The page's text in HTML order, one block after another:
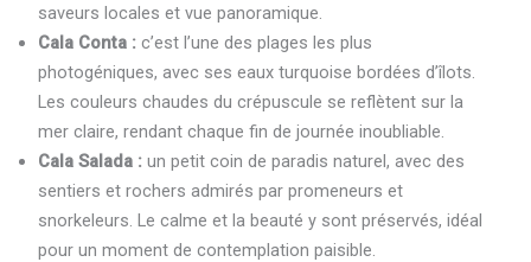
saveurs locales et vue panoramique.
Cala Conta :c’est l’une des plages les plus
photogéniques, avec ses eaux turquoise bordées d’îlots.
Les couleurs chaudes du crépuscule se reflètent sur la
mer claire, rendant chaque fin de journée inoubliable.
Cala Salada :un petit coin de paradis naturel, avec des
sentiers et rochers admirés par promeneurs et
snorkeleurs. Le calme et la beauté y sont préservés, idéal
pour un moment de contemplation paisible.